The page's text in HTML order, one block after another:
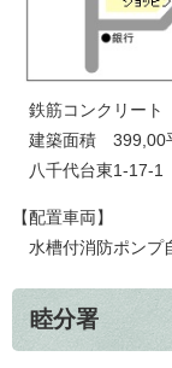
鉄筋コンクリー
建築面積 399,00
八千代台東1-17-1
【配置車両】
水槽付消防ポンプ
睦分署